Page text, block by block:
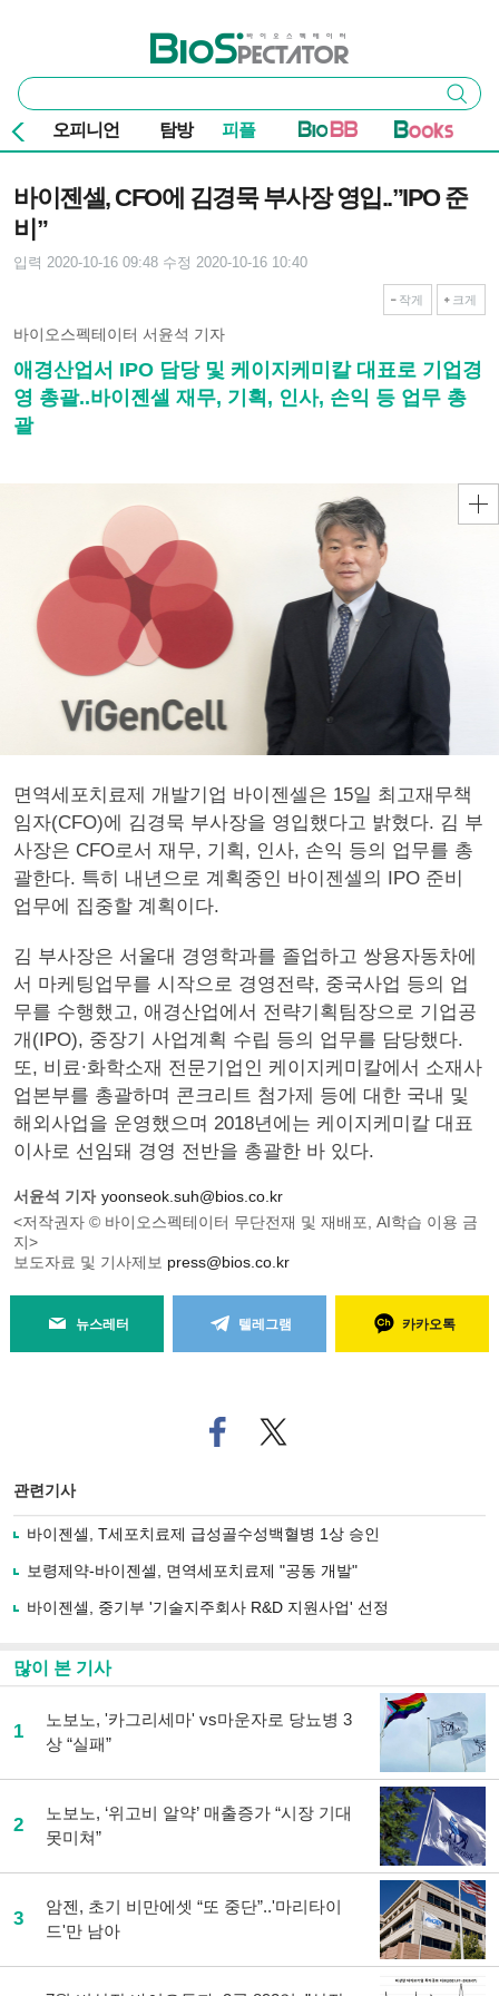
바이오스펙테이터
통
합
검
색
검색
오피니언 탐방 피플
바이젠셀, CFO에 김경묵 부사장 영입..”IPO 준
비”
입력 2020-10-16 09:48 수정 2020-10-16 10:40
작게 크게
바이오스펙테이터 서윤석 기자
애경산업서 IPO 담당 및 케이지케미칼 대표로 기업경
영 총괄..바이젠셀 재무, 기획, 인사, 손익 등 업무 총
괄
면역세포치료제 개발기업 바이젠셀은 15일 최고재무책
임자(CFO)에 김경묵 부사장을 영입했다고 밝혔다. 김 부
사장은 CFO로서 재무, 기획, 인사, 손익 등의 업무를 총
괄한다. 특히 내년으로 계획중인 바이젠셀의 IPO 준비
업무에 집중할 계획이다.
김 부사장은 서울대 경영학과를 졸업하고 쌍용자동차에
서 마케팅업무를 시작으로 경영전략, 중국사업 등의 업
무를 수행했고, 애경산업에서 전략기획팀장으로 기업공
개(IPO), 중장기 사업계획 수립 등의 업무를 담당했다.
또, 비료∙화학소재 전문기업인 케이지케미칼에서 소재사
업본부를 총괄하며 콘크리트 첨가제 등에 대한 국내 및
해외사업을 운영했으며 2018년에는 케이지케미칼 대표
이사로 선임돼 경영 전반을 총괄한 바 있다.
서윤석 기자 yoonseok.suh@bios.co.kr
<저작권자 © 바이오스펙테이터 무단전재 및 재배포, AI학습 이용 금
지>
보도자료 및 기사제보 press@bios.co.kr
뉴스레터 텔레그램 카카오톡
페
이
로
기
사
유
트위
터로
관련기사
바이젠셀, T세포치료제 급성골수성백혈병 1상 승인
보령제약-바이젠셀, 면역세포치료제 "공동 개발"
바이젠셀, 중기부 '기술지주회사 R&D 지원사업' 선정
많이 본 기사
1
노보노, '카그리세마' vs마운자로 당뇨병 3
상 “실패”
2
노보노, ‘위고비 알약’ 매출증가 “시장 기대
못미쳐”
3
암젠, 초기 비만에셋 “또 중단”..'마리타이
드'만 남아